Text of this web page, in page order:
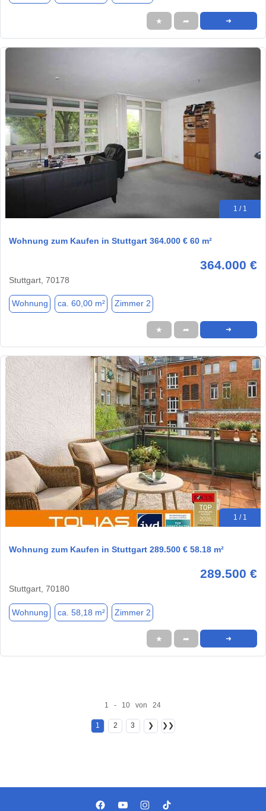
★ ➦ ➜
1 / 1
Wohnung zum Kaufen in Stuttgart 364.000 € 60 m²
364.000 €
Stuttgart, 70178
Wohnung ca. 60,00 m² Zimmer 2
★ ➦ ➜
1 / 1
Wohnung zum Kaufen in Stuttgart 289.500 € 58.18 m²
289.500 €
Stuttgart, 70180
Wohnung ca. 58,18 m² Zimmer 2
★ ➦ ➜
1 - 10 von 24
1 2 3 ❯ ❯❯